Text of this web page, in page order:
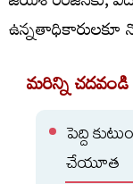
ఉన్నతాధికారులకూ
మరిన్ని
పెద్ది
చేయూత